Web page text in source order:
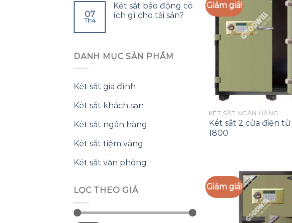
07
Th4
Két sắt báo động có
ích gì cho tài sản?
DANH MỤC SẢN PHẨM
Két sắt gia đình
Két sắt khách sạn
Két sắt ngân hàng
Két sắt tiệm vàng
Két sắt văn phòng
LỌC THEO GIÁ
Giảm giá!
KÉT SẮT NGÂN HÀNG
Két sắt 2 cửa điện
1800
Giảm giá!